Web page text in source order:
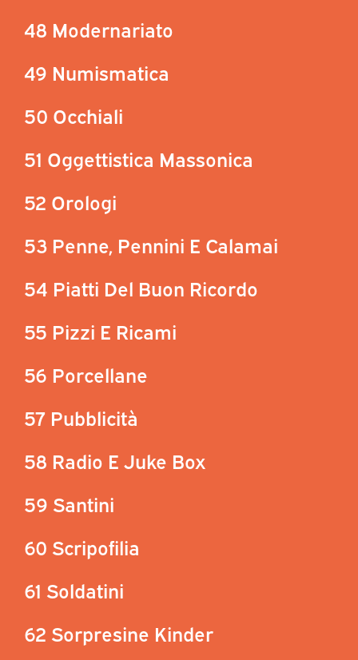
48 Modernariato
49 Numismatica
50 Occhiali
51 Oggettistica Massonica
52 Orologi
53 Penne, Pennini E Calamai
54 Piatti Del Buon Ricordo
55 Pizzi E Ricami
56 Porcellane
57 Pubblicità
58 Radio E Juke Box
59 Santini
60 Scripofilia
61 Soldatini
62 Sorpresine Kinder